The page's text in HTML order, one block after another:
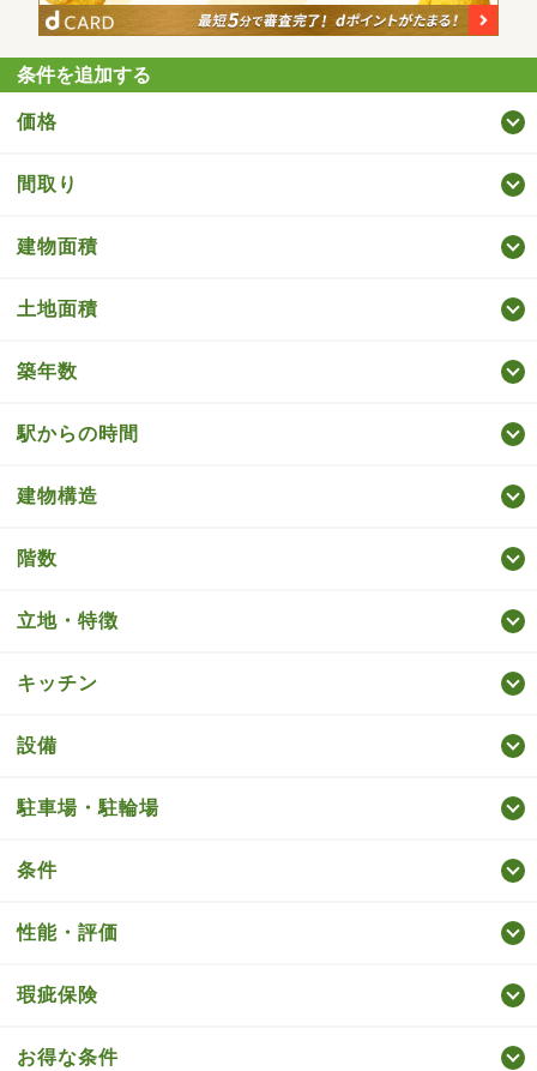
条件を追加する
価格
間取り
建物面積
土地面積
築年数
駅からの時間
建物構造
階数
立地・特徴
キッチン
設備
駐車場・駐輪場
条件
性能・評価
瑕疵保険
お得な条件